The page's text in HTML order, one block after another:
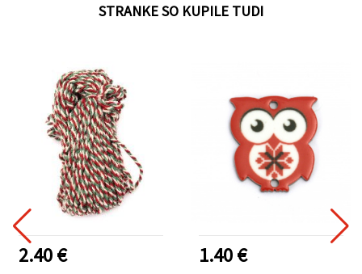
STRANKE SO KUPILE TUDI
2.40 € 1.40 €